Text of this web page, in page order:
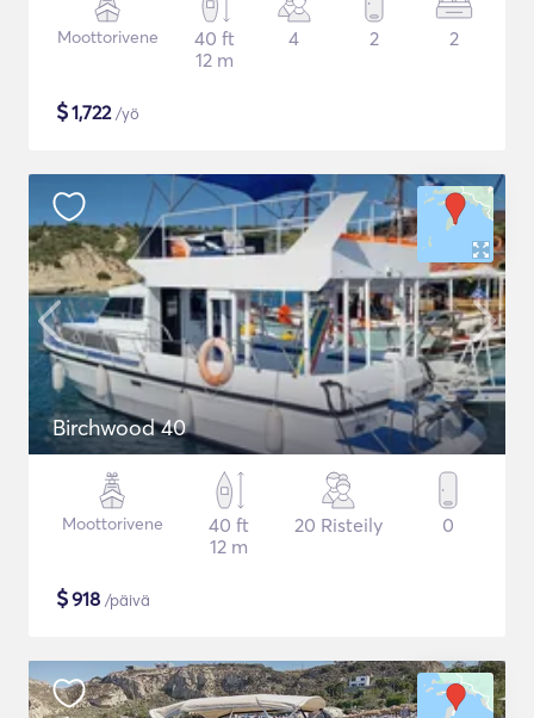
Moottorivene
40 ft
12 m
4 2 2
$1,722/yö
Birchwood 40
Moottorivene
40 ft
12 m
20 Risteily 0
$918 /päivä